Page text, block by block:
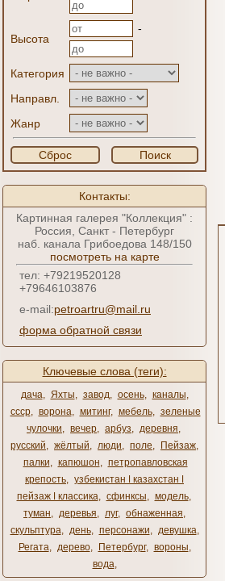
Высота
-
Категория
Направл.
Жанр
Сброс Поиск
Контакты:
Картинная галерея "Коллекция" :
Россия, Санкт - Петербург
наб. канала Грибоедова 148/150
посмотреть на карте
тел: +79219520128
+79646103876
e-mail:petroartru@mail.ru
форма обратной связи
Ключевые слова (теги):
дача, Яхты, завод, осень, каналы,
ссср, ворона, митинг, мебель, зеленые
чулочки, вечер, арбуз, деревня,
русский, жёлтый, люди, поле, Пейзаж,
палки, капюшон, петропавловская
крепость, узбекистан ǀ казахстан ǀ
пейзаж ǀ классика, сфинксы, модель,
туман, деревья, луг, обнаженная,
скульптура, день, персонажи, девушка,
Регата, дерево, Петербург, вороны,
вода,